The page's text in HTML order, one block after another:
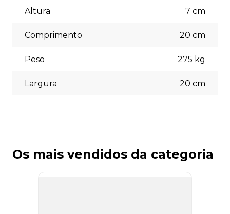
(5% off) cartões de crédito, boleto bancário. Você pode
escolher a opção que melhor se adapte às suas
Altura 7 cm
Comprimento 20 cm
Peso 275 kg
Largura 20 cm
Os mais vendidos da categoria